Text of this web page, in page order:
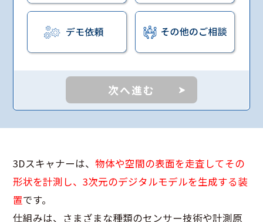
次へ進む
3Dスキャナーは、物体や空間の表面を走査してその
形状を計測し、3次元のデジタルモデルを生成する装
置です。
仕組みは、さまざまな種類のセンサー技術や計測原